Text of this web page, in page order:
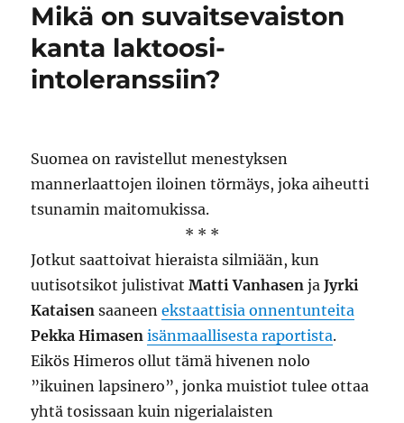
porno
muita
asioita
Mikä on suvaitsevaiston
kanta laktoosi-
intoleranssiin?
Suomea on ravistellut menestyksen
mannerlaattojen iloinen törmäys, joka aiheutti
tsunamin maitomukissa.
* * *
Jotkut saattoivat hieraista silmiään, kun
uutisotsikot julistivatMatti Vanhasen jaJyrki
Kataisen saaneenekstaattisia onnentunteita
Pekka Himasen isänmaallisesta raportista.
Eikös Himeros ollut tämä hivenen nolo
”ikuinen lapsinero”, jonka muistiot tulee ottaa
yhtä tosissaan kuin nigerialaisten